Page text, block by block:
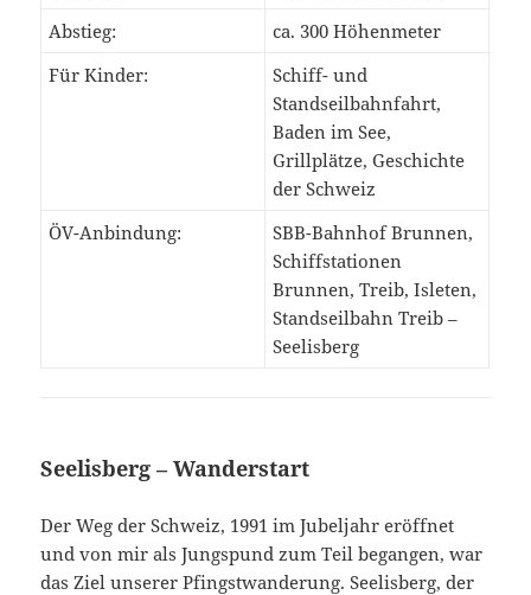
Abstieg:
ca. 300 Höhenmeter
Für Kinder:
Schiff- und
Standseilbahnfahrt,
Baden im See,
Grillplätze, Geschichte
der Schweiz
ÖV-Anbindung:
SBB-Bahnhof Brunnen,
Schiffstationen
Brunnen, Treib, Isleten,
Standseilbahn Treib –
Seelisberg
Seelisberg – Wanderstart
Der Weg der Schweiz, 1991 im Jubeljahr eröffnet
und von mir als Jungspund zum Teil begangen, war
das Ziel unserer Pfingstwanderung. Seelisberg, der